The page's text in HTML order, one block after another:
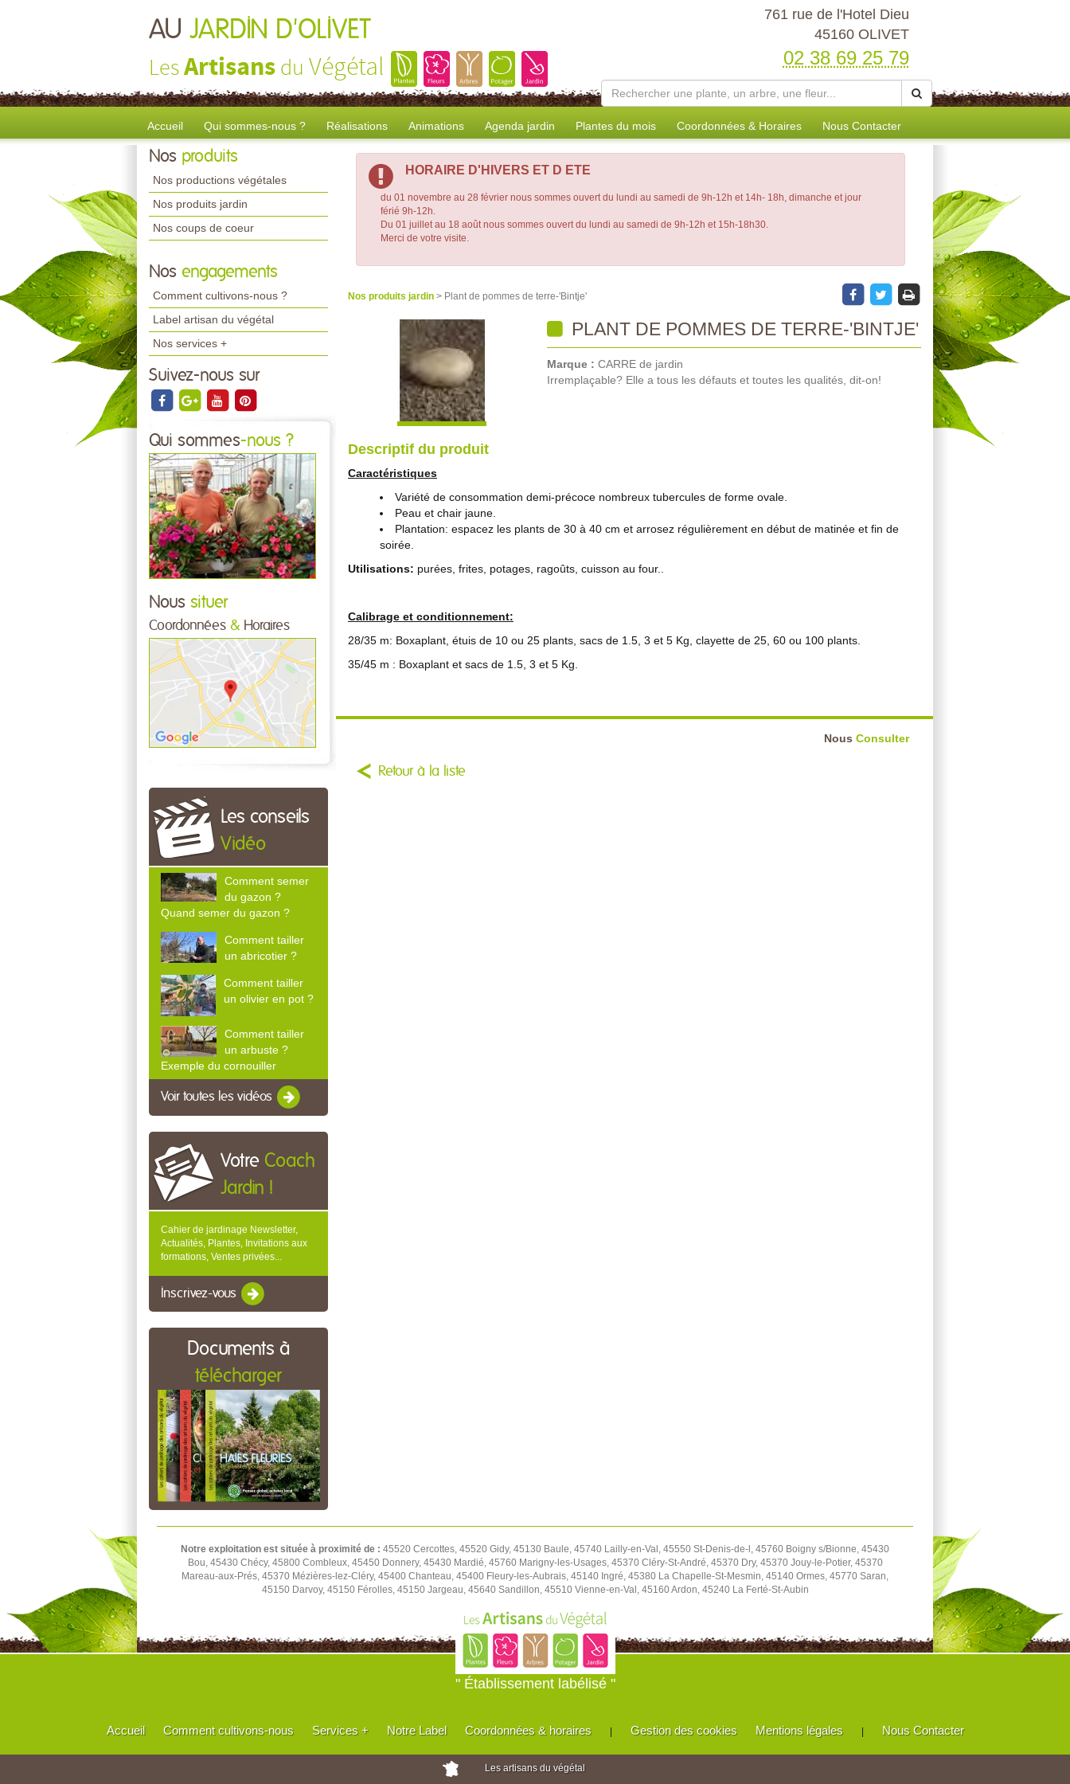
AU JARDIN D'OLIVET
LesArtisans du Végétal
761 rue de l'Hotel Dieu
45160 OLIVET
02 38 69 25 79
Accueil Qui sommes-nous ? Réalisations Animations Agenda jardin Plantes du mois Coordonnées & Horaires Nous Contacter
Nos produits
Nos productions végétales
Nos produits jardin
Nos coups de coeur
Nos engagements
Comment cultivons-nous ?
Label artisan du végétal
Nos services +
Suivez-nous sur
Qui sommes-nous ?
Nous situer
Coordonnées & Horaires
Les conseils
Vidéo
Comment semer
du gazon ?
Quand semer du gazon ?
Comment tailler
un abricotier ?
Comment tailler
un olivier en pot ?
Comment tailler
un arbuste ?
Exemple du cornouiller
Voir toutes les vidéos
Votre Coach
Jardin !
Cahier de jardinage Newsletter,
Actualités, Plantes, Invitations aux
formations, Ventes privées...
Inscrivez-vous
Documents à
télécharger
HORAIRE D'HIVERS ET D ETE
du 01 novembre au 28 février nous sommes ouvert du lundi au samedi de 9h-12h et 14h- 18h, dimanche et jour
férié 9h-12h.
Du 01 juillet au 18 août nous sommes ouvert du lundi au samedi de 9h-12h et 15h-18h30.
Merci de votre visite.
Nos produits jardin > Plant de pommes de terre-'Bintje'
PLANT DE POMMES DE TERRE-'BINTJE'
Marque : CARRE de jardin
Irremplaçable? Elle a tous les défauts et toutes les qualités, dit-on!
Descriptif du produit
Caractéristiques
Variété de consommation demi-précoce nombreux tubercules de forme ovale.
Peau et chair jaune.
Plantation: espacez les plants de 30 à 40 cm et arrosez régulièrement en début de matinée et fin de
soirée.
Utilisations: purées, frites, potages, ragoûts, cuisson au four..
Calibrage et conditionnement:
28/35 m: Boxaplant, étuis de 10 ou 25 plants, sacs de 1.5, 3 et 5 Kg, clayette de 25, 60 ou 100 plants.
35/45 m : Boxaplant et sacs de 1.5, 3 et 5 Kg.
Nous Consulter
Retour à la liste
Notre exploitation est située à proximité de : 45520 Cercottes, 45520 Gidy, 45130 Baule, 45740 Lailly-en-Val, 45550 St-Denis-de-l, 45760 Boigny s/Bionne, 45430
Bou, 45430 Chécy, 45800 Combleux, 45450 Donnery, 45430 Mardié, 45760 Marigny-les-Usages, 45370 Cléry-St-André, 45370 Dry, 45370 Jouy-le-Potier, 45370
Mareau-aux-Prés, 45370 Mézières-lez-Cléry, 45400 Chanteau, 45400 Fleury-les-Aubrais, 45140 Ingré, 45380 La Chapelle-St-Mesmin, 45140 Ormes, 45770 Saran,
45150 Darvoy, 45150 Férolles, 45150 Jargeau, 45640 Sandillon, 45510 Vienne-en-Val, 45160 Ardon, 45240 La Ferté-St-Aubin
" Établissement labélisé "
Accueil Comment cultivons-nous Services + Notre Label Coordonnées & horaires Gestion des cookies Mentions légales Nous Contacter
Les artisans du végétal